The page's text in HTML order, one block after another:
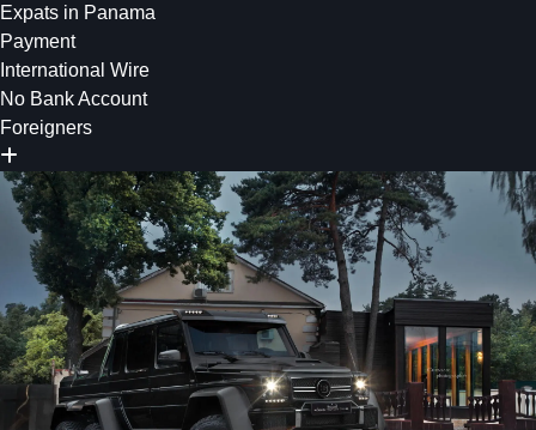
Expats in Panama
Payment
International Wire
No Bank Account
Foreigners